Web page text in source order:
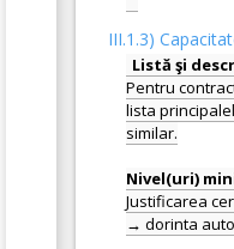
III.1.3)
Pentru
lista
similar.
Justificarea